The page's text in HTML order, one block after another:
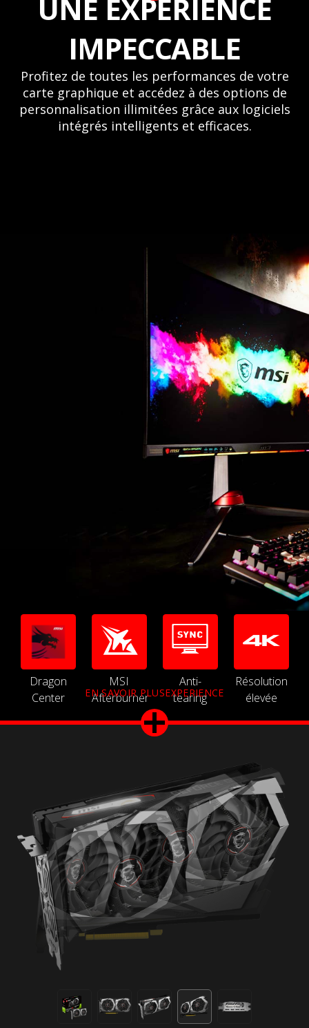
UNE EXPÉRIENCE
IMPECCABLE
Profitez de toutes les performances de votre
carte graphique et accédez à des options de
personnalisation illimitées grâce aux logiciels
intégrés intelligents et efficaces.
Dragon
Center
MSI
Afterburner
Anti-
tearing
Résolution
élevée
EN SAVOIR PLUSEXPERIENCE